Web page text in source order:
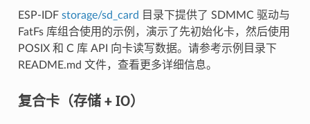
ESP-IDF storage/sd_card 目录下提供了 SDMMC 驱动与
FatFs 库组合使用的示例，演示了先初始化卡，然后使用
POSIX 和 C 库 API 向卡读写数据。请参考示例目录下
README.md 文件，查看更多详细信息。
复合卡（存储 + IO）